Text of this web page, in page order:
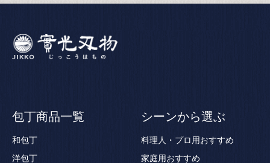
包丁商品一覧
和包丁
洋包丁
シーンから選ぶ
料理人・プロ用おすすめ
家庭用おすすめ